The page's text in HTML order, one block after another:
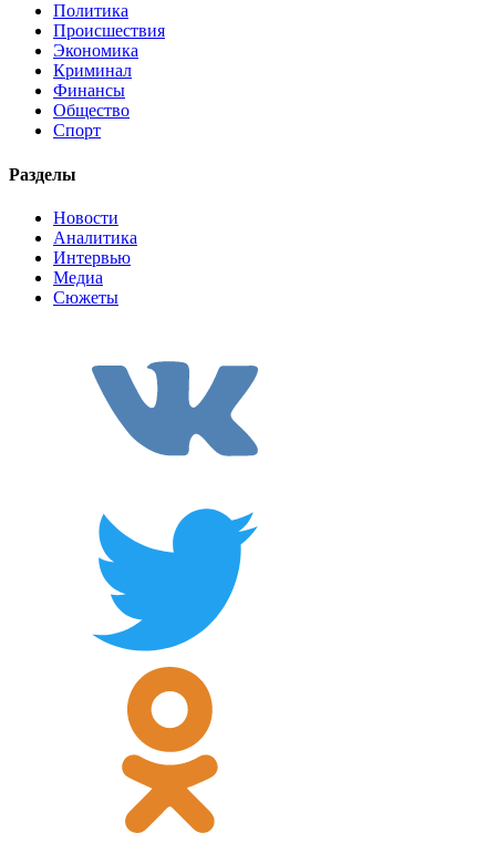
Политика
Происшествия
Экономика
Криминал
Финансы
Общество
Спорт
Разделы
Новости
Аналитика
Интервью
Медиа
Сюжеты